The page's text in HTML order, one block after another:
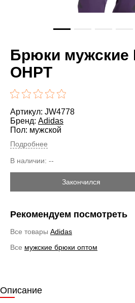
Брюки мужские
OHPT
Артикул: JW4778
Бренд: Adidas
Пол: мужской
Подробнее
В наличии: --
Закончился
Рекомендуем посмотреть
Все товары Adidas
Все мужские брюки оптом
Описание